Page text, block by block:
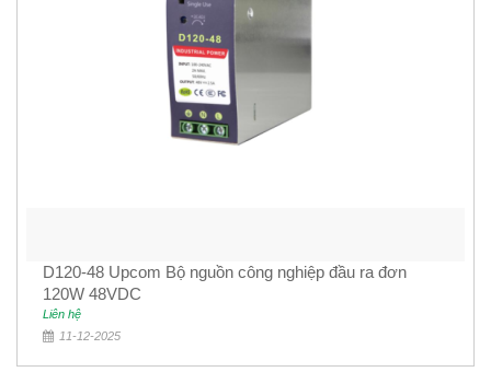
D120-48 Upcom Bộ nguồn công nghiệp đầu ra đơn
120W 48VDC
Liên hệ
11-12-2025